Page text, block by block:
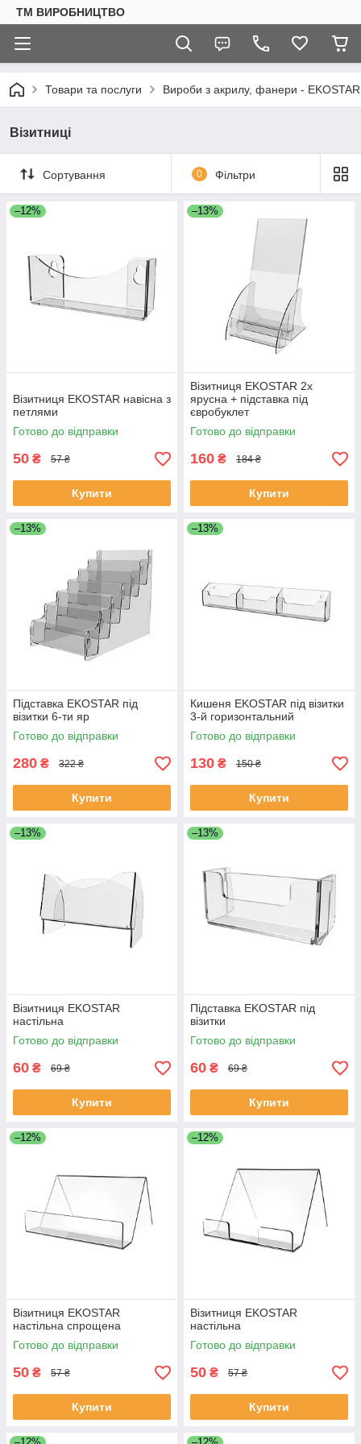
ТМ ВИРОБНИЦТВО
Товари та послуги Вироби з акрилу, фанери - EKOSTAR
Візитниці
Сортування 0 Фільтри
–12%
Візитниця EKOSTAR навісна з
петлями
Готово до відправки
50 ₴ 57 ₴
Купити
–13%
Візитниця EKOSTAR 2х
ярусна + підставка під
євробуклет
Готово до відправки
160 ₴ 184 ₴
Купити
–13%
Підставка EKOSTAR під
візитки 6-ти яр
Готово до відправки
280 ₴ 322 ₴
Купити
–13%
Кишеня EKOSTAR під візитки
3-й горизонтальний
Готово до відправки
130 ₴ 150 ₴
Купити
–13%
Візитниця EKOSTAR
настільна
Готово до відправки
60 ₴ 69 ₴
Купити
–13%
Підставка EKOSTAR під
візитки
Готово до відправки
60 ₴ 69 ₴
Купити
–12%
Візитниця EKOSTAR
настільна спрощена
Готово до відправки
50 ₴ 57 ₴
Купити
–12%
Візитниця EKOSTAR
настільна
Готово до відправки
50 ₴ 57 ₴
Купити